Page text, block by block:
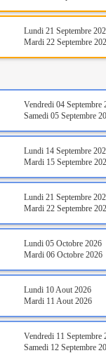
Lundi 21 Septembre
Mardi 22 Septembre
Vendredi 04 Septembre
Samedi 05 Septembre
Lundi 14 Septembre
Mardi 15 Septembre
Lundi 21 Septembre
Mardi 22 Septembre
Lundi 05 Octobre 2026
Mardi 06 Octobre 2026
Lundi 10 Aout 2026
Mardi 11 Aout 2026
Vendredi 11 Septembre
Samedi 12 Septembre